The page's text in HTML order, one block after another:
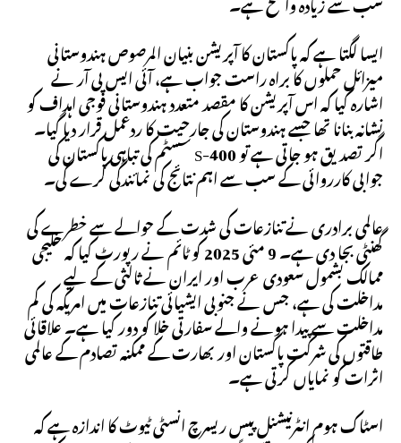
ایسا لگتا ہے کہ پاکستان کا آپریشن بنیان المرصوص ہندوستانی
میزائل حملوں کا براہ راست جواب ہے، آئی ایس پی آر نے
اشارہ کیا کہ اس آپریشن کا مقصد متعدد ہندوستانی فوجی اہداف کو
نشانہ بنانا تھا جسے ہندوستان کی جارحیت کا ردعمل قرار دیا گیا۔
اگر تصدیق ہو جاتی ہے تو S-400 سسٹم کی تباہی پاکستان کی
جوابی کارروائی کے سب سے اہم نتائج کی نمائندگی کرے گی۔
عالمی برادری نے تنازعات کی شدت کے حوالے سے خطرے کی
گھنٹی بجا دی ہے۔ 9 مئی 2025 کو ٹائم نے رپورٹ کیا کہ خلیجی
ممالک بشمول سعودی عرب اور ایران نے ثالثی کے لیے
مداخلت کی ہے، جس نے جنوبی ایشیائی تنازعات میں امریکہ کی کم
مداخلت سے پیدا ہونے والے سفارتی خلا کو دور کیا ہے۔ علاقائی
طاقتوں کی شرکت پاکستان اور بھارت کے ممکنہ تصادم کے عالمی
اثرات کو نمایاں کرتی ہے۔
اسٹاک ہوم انٹرنیشنل پیس ریسرچ انسٹی ٹیوٹ کا اندازہ ہے کہ